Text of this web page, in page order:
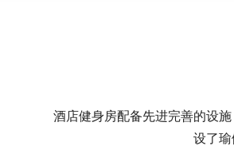
酒店健身房配备先进完善的设
设了瑜